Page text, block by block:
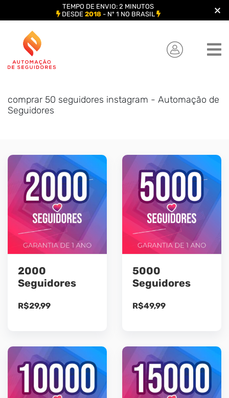
content
comprar 50 seguidores instagram - Automação de
Seguidores
2000
Seguidores
R$29,99
5000
Seguidores
R$49,99
TEMPO DE ENVIO: 2 MINUTOS
DESDE 2018- Nº 1 NO BRASIL